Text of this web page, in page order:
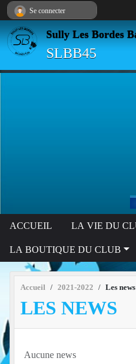
Sully Les Bordes
SLBB45
ACCUEIL LA VIE DU
LA BOUTIQUE DU CLUB
Accueil 2021-2022 Les news
LES NEWS
Aucune news
Se connecter
Panneau de gestion des cookies